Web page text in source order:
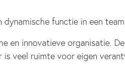
dynamische functie in een
en innovatieve organisatie.
is veel ruimte voor eigen